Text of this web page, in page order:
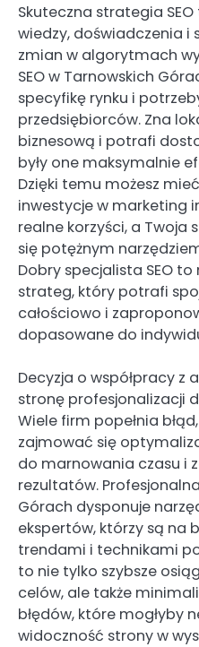
Skuteczna strategia
wiedzy, doświadczenia
zmian w algorytmach
SEO w Tarnowskich
specyfikę rynku i
przedsiębiorców. Zna
biznesową i potrafi
były one maksymalnie
Dzięki temu możesz
inwestycje w marketing
realne korzyści, a
się potężnym
Dobry specjalista SEO
strateg, który potrafi
całościowo i
dopasowane do
Decyzja o współpracy z
stronę profesjonalizacji
Wiele firm popełnia
zajmować się
do marnowania czasu i
rezultatów.
Górach dysponuje
ekspertów, którzy są na
trendami i technikami
to nie tylko szybsze
celów, ale także
błędów, które mogłyby
widoczność strony w